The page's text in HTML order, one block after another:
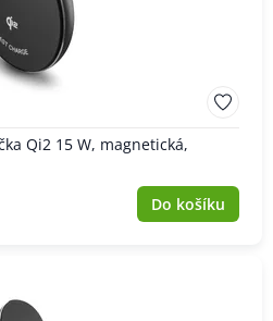
Qi2 15 W, magnetická,
Do košíku